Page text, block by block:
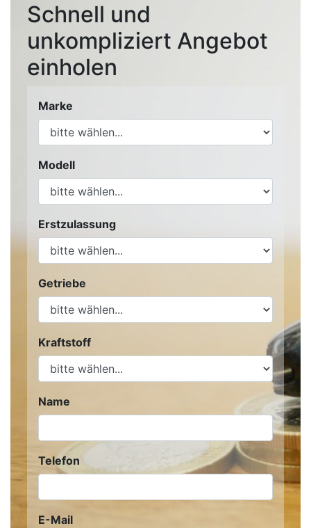
Schnell und
unkompliziert Angebot
einholen
Marke
Modell
Erstzulassung
Getriebe
Kraftstoff
Name
Telefon
E-Mail